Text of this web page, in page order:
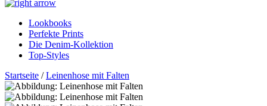
Lookbooks
Perfekte Prints
Die Denim-Kollektion
Top-Styles
Startseite /Leinenhose mit Falten